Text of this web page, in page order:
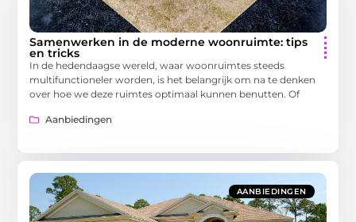
Samenwerken in de moderne woonruimte: tips
en tricks
In de hedendaagse wereld, waar woonruimtes steeds
multifunctioneler worden, is het belangrijk om na te denken
over hoe we deze ruimtes optimaal kunnen benutten. Of
Aanbiedingen
AANBIEDINGEN